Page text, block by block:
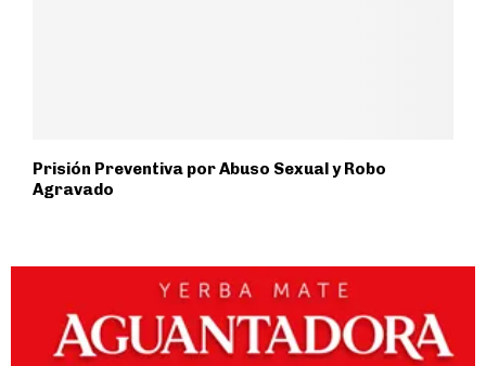
Prisión Preventiva por Abuso Sexual y Robo
Agravado